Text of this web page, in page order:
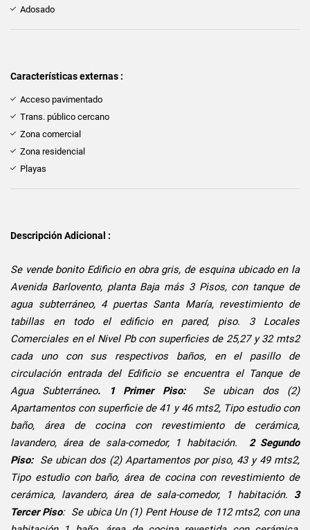
Adosado
Características externas :
Acceso pavimentado
Trans. público cercano
Zona comercial
Zona residencial
Playas
Descripción Adicional :
Se vende bonito Edificio en obra gris, de esquina ubicado en la
Avenida Barlovento, planta Baja más 3 Pisos, con tanque de
agua subterráneo, 4 puertas Santa María, revestimiento de
tabillas en todo el edificio en pared, piso. 3 Locales
Comerciales en el Nivel Pb con superficies de 25,27 y 32 mts2
cada uno con sus respectivos baños, en el pasillo de
circulación entrada del Edificio se encuentra el Tanque de
Agua Subterráneo. 1 Primer Piso:Se ubican dos (2)
Apartamentos con superficie de 41 y 46 mts2, Tipo estudio con
baño, área de cocina con revestimiento de cerámica,
lavandero, área de sala-comedor, 1 habitación. 2 Segundo
Piso:Se ubican dos (2) Apartamentos por piso, 43 y 49 mts2,
Tipo estudio con baño, área de cocina con revestimiento de
cerámica, lavandero, área de sala-comedor, 1 habitación. 3
Tercer Piso: Se ubica Un (1) Pent House de 112 mts2, con una